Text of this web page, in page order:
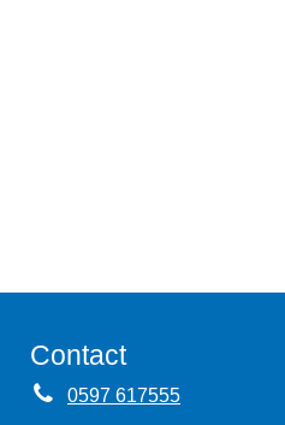
Contact
0597 617555